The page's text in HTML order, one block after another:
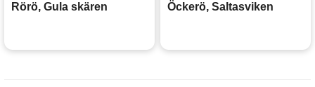
Rörö, Gula skären Öckerö, Saltasviken